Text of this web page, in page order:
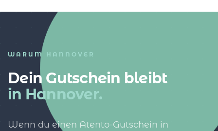
WARUM HANNOVER
Dein Gutschein bleibt
in Hannover.
Wenn du einen Atento-Gutschein in